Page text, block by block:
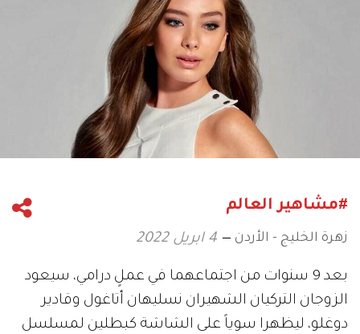
#مشاهير العالم
زهرة الخليج - الأردن 4 ابريل 2022
بعد 9 سنوات من اجتماعهما في عملٍ درامي، سيعود
الزوجان التركيان الشهيران نسليهان أتاغول وقادير
دوغلو، ليظهرا سوياً على الشاشة كبطلين لمسلسل